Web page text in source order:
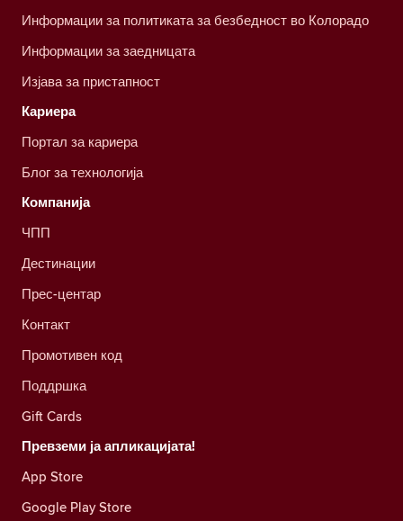
Информации за политиката за безбедност во Колорадо
Информации за заедницата
Изјава за пристапност
Кариера
Портал за кариера
Блог за технологија
Компанија
ЧПП
Дестинации
Прес-центар
Контакт
Промотивен код
Поддршка
Gift Cards
Превземи ја апликацијата!
App Store
Google Play Store